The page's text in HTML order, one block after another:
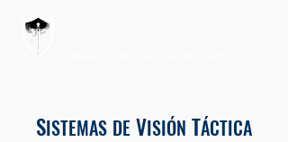
SISTEMAS DE VISIÓN TÁCTICA